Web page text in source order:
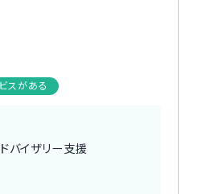
スがある
バイザリー支援